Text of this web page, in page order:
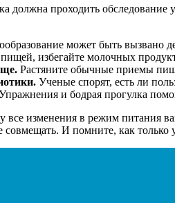
должна проходить
может быть вызвано
избегайте молочных
Растяните обычные приемы
Ученые спорят, есть ли
и бодрая прогулка
все изменения в режим питания
совмещать. И помните, как